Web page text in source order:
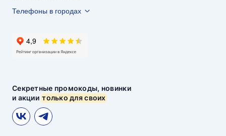
Секретные промокоды, новинки
и акциитолько для своих
Телефоны в городах